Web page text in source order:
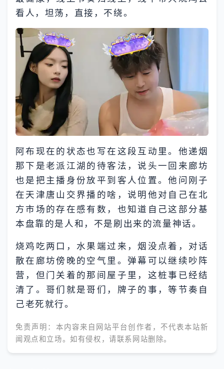
看人，坦荡，直接，不绕。
阿布现在的状态也写在这段互动里。他递烟
那下是老派江湖的待客法，说头一回来廊坊
也是把主播身份放平到客人位置。他问刚子
在天津唐山交界播的啥，说明他对自己在北
方市场的存在感有数，也知道自己这部分基
本盘靠的是人和，不是刷出来的流量神话。
烧鸡吃两口，水果端过来，烟没点着，对话
散在廊坊傍晚的空气里。弹幕可以继续吵阵
营，但门关着的那间屋子里，这桩事已经结
清了。哥们就是哥们，牌子的事，等节奏自
己老死就行。
免责声明：本内容来自网站平台创作者，不代表本站新
闻观点和立场。如有侵权，请联系网站删除。